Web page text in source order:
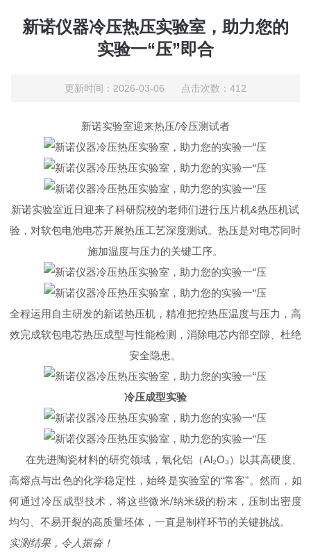
新诺仪器冷压热压实验室，助力您的
实验一“压”即合
更新时间：2026-03-06 点击次数：412
新诺实验室迎来热压/冷压测试者
新诺实验室近日迎来了科研院校的老师们进行压片机&热压机试
验，对软包电池电芯开展热压工艺深度测试。热压是对电芯同时
施加温度与压力的关键工序。
全程运用自主研发的新诺热压机，精准把控热压温度与压力，高
效完成软包电芯热压成型与性能检测，消除电芯内部空隙、杜绝
安全隐患。
冷压成型实验
在先进陶瓷材料的研究领域，氧化铝（Al₂O₃）以其高硬度、
高熔点与出色的化学稳定性，始终是实验室的“常客"。然而，如
何通过冷压成型技术，将这些微米/纳米级的粉末，压制出密度
均匀、不易开裂的高质量坯体，一直是制样环节的关键挑战。
实测结果，令人振奋！